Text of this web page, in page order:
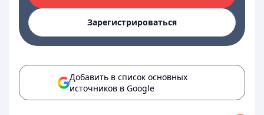
Зарегистрироваться
Добавить в список основных
источников в Google